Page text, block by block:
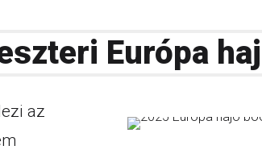
Európa
az